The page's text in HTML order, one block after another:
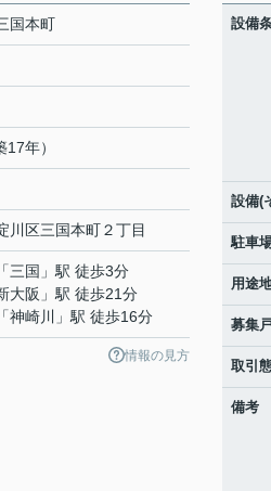
国本町
年）
川区三国本町２丁目
「三国 」駅 徒歩3分
大阪 」駅 徒歩21分
「神崎川 」駅 徒歩16分
情報の見方
設備
設備(
駐車
用途
募集
取引
備考